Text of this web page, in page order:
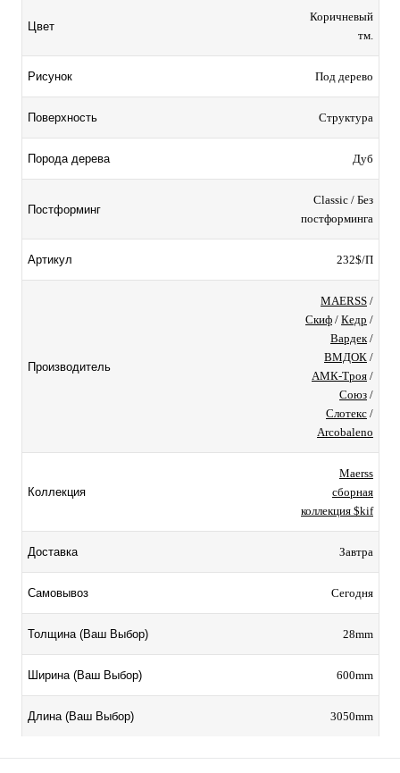
Цвет
Коричневый
тм.
Рисунок Под дерево
Поверхность Структура
Порода дерева Дуб
Постформинг
Classic / Без
постформинга
Артикул 232$/П
Производитель
MAERSS /
Скиф / Кедр /
Вардек/
ВМДОК /
АМК-Троя /
Союз /
Слотекс /
Arcobaleno
Коллекция
Maerss
сборная
коллекция $kif
Доставка Завтра
Самовывоз Сегодня
Толщина (Ваш Выбор) 28mm
Ширина (Ваш Выбор) 600mm
Длина (Ваш Выбор) 3050mm